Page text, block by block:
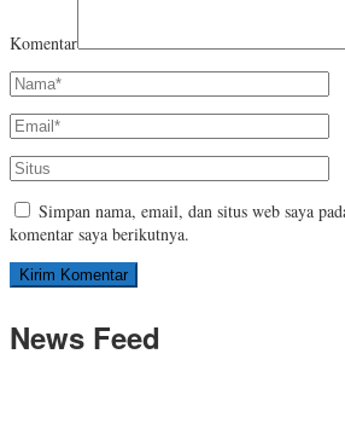
Komentar
Simpan nama, email, dan situs web saya
komentar saya berikutnya.
News Feed